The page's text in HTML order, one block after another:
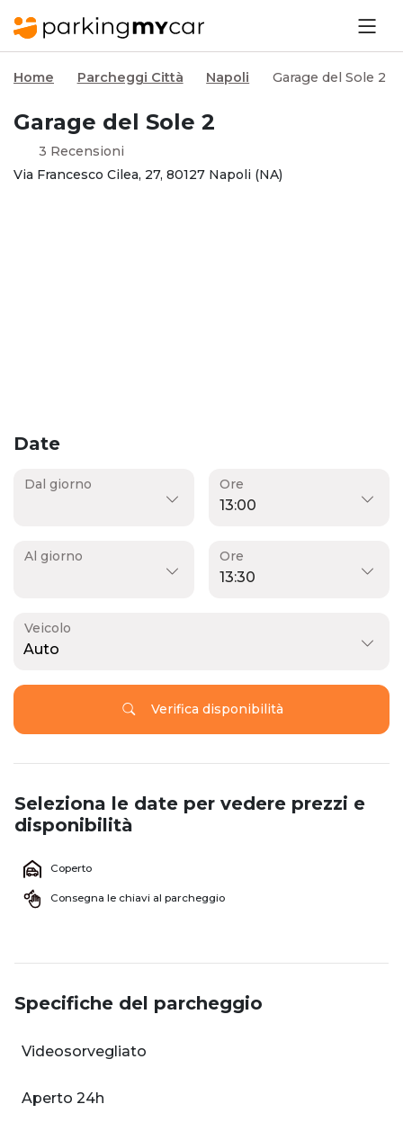
Home Parcheggi Città Napoli Garage del Sole 2
Garage del Sole 2
3 Recensioni
Via Francesco Cilea, 27, 80127 Napoli (NA)
Date
Dal giorno Ore
Al giorno Ore
Veicolo
Auto
Verifica disponibilità
Seleziona le date per vedere prezzi e
disponibilità
Coperto
Consegna le chiavi al parcheggio
Specifiche del parcheggio
Videosorvegliato
Aperto 24h